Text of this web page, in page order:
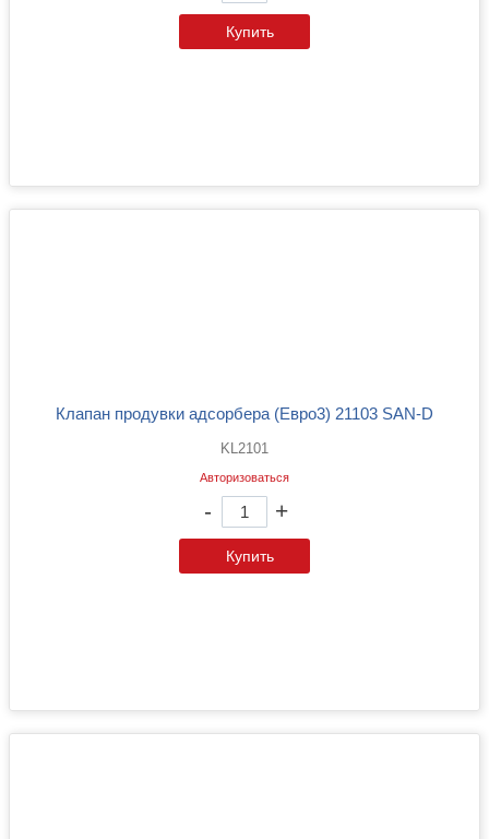
Купить
Клапан продувки адсорбера (Евро3) 21103 SAN-D
KL2101
Авторизоваться
- +
Купить